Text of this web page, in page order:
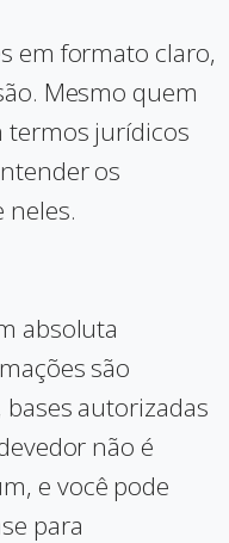
em formato claro,
Mesmo quem
termos jurídicos
os
neles.
absoluta
são
autorizadas
não é
e você pode
para